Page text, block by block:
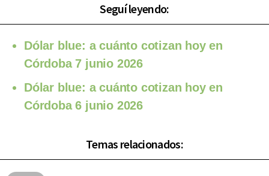
Seguí leyendo:
Dólar blue: a cuánto cotizan hoy en
Córdoba 7 junio 2026
Dólar blue: a cuánto cotizan hoy en
Córdoba 6 junio 2026
Temas relacionados: